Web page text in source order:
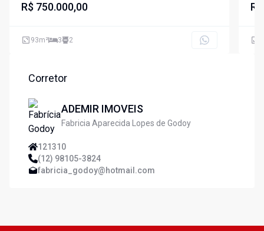
R$ 750.000,00
93m² 3 2
Corretor
ADEMIR IMOVEIS
Fabricia Aparecida Lopes de Godoy
121310
(12) 98105-3824
fabricia_godoy@hotmail.com